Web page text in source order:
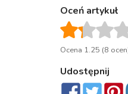
Oceń artykuł
Ocena 1.25 (8
Udostępnij